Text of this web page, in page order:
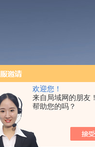
欢迎您！
来自局域网的朋友
帮助您的吗？